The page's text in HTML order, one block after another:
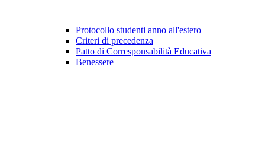
Protocollo studenti anno all'estero
Criteri di precedenza
Patto di Corresponsabilità Educativa
Benessere